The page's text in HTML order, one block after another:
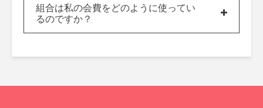
組合は私の会費をどのように使ってい
るのですか？